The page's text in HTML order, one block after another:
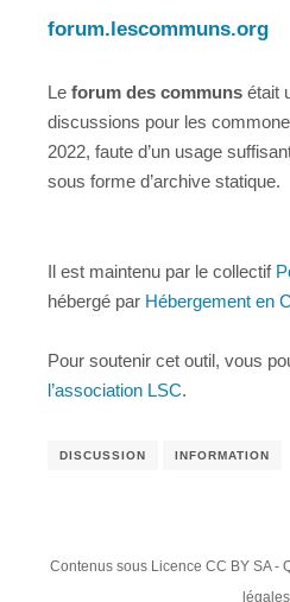
forum.lescommuns.org
Le forum des communs était
discussions pour les
2022, faute d’un usage
sous forme d’archive statique.
Il est maintenu par le collectif
hébergé par Hébergement en
Pour soutenir cet outil, vous
l’association LSC.
DISCUSSION INFORMATION
Contenus sous Licence CC BY SA-
légales